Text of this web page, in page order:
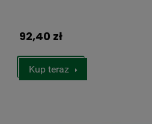
92,40 zł
Kup teraz